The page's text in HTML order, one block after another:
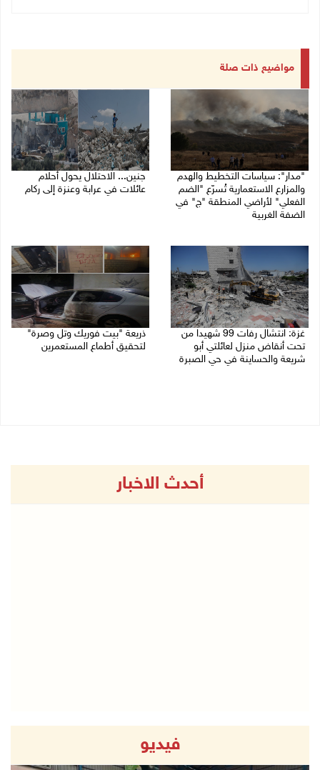
مواضيع ذات صلة
"مدار": سياسات التخطيط والهدم
والمزارع الاستعمارية تُسرّع "الضم
الفعلي" لأراضي المنطقة "ج" في
الضفة الغربية
جنين... الاحتلال يحول أحلام
عائلات في عرابة وعنزة إلى ركام
غزة: انتشال رفات 99 شهيدا من
تحت أنقاض منزل لعائلتي أبو
شريعة والحساينة في حي الصبرة
ذريعة "بيت فوريك وتل وصرة"
لتحقيق أطماع المستعمرين
أحدث الاخبار
فيديو